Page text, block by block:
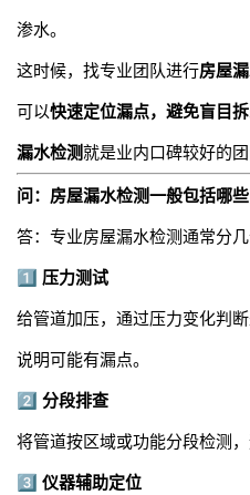
渗水。
这时候，找专业团队进行房屋
可以快速定位漏点，避免盲目
漏水检测就是业内口碑较好的团
问：房屋漏水检测一般包括哪些
答：专业房屋漏水检测通常分几
1️⃣ 压力测试
给管道加压，通过压力变化判
说明可能有漏点。
2️⃣ 分段排查
将管道按区域或功能分段检测，
3️⃣ 仪器辅助定位